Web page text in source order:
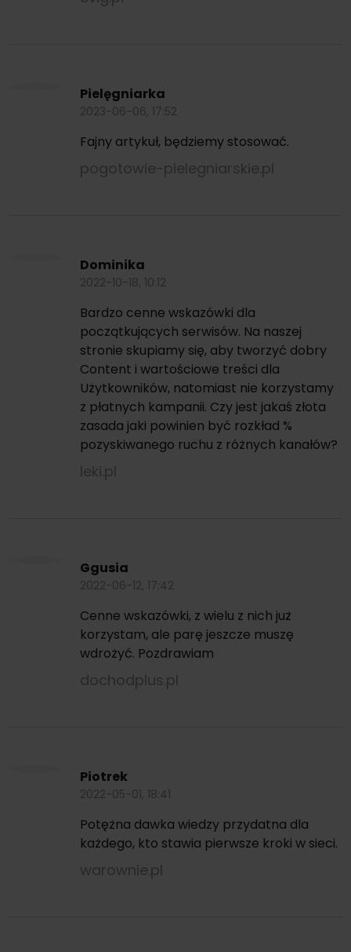
Pielęgniarka
2023-06-06, 17:52
Fajny artykuł, będziemy stosować.
pogotowie-pielegniarskie.pl
Dominika
2022-10-18, 10:12
Bardzo cenne wskazówki dla
początkujących serwisów. Na naszej
stronie skupiamy się, aby tworzyć dobry
Content i wartościowe treści dla
Użytkowników, natomiast nie korzystamy
z płatnych kampanii. Czy jest jakaś złota
zasada jaki powinien być rozkład %
pozyskiwanego ruchu z różnych kanałów?
leki.pl
Ggusia
2022-06-12, 17:42
Cenne wskazówki, z wielu z nich już
korzystam, ale parę jeszcze muszę
wdrożyć. Pozdrawiam
dochodplus.pl
Piotrek
2022-05-01, 18:41
Potężna dawka wiedzy przydatna dla
każdego, kto stawia pierwsze kroki w sieci.
warownie.pl